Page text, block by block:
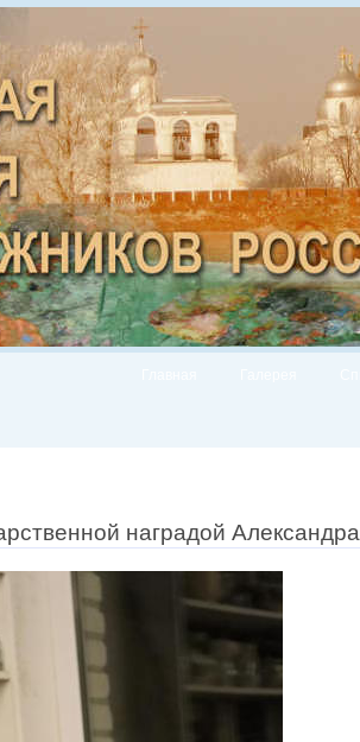
наградой